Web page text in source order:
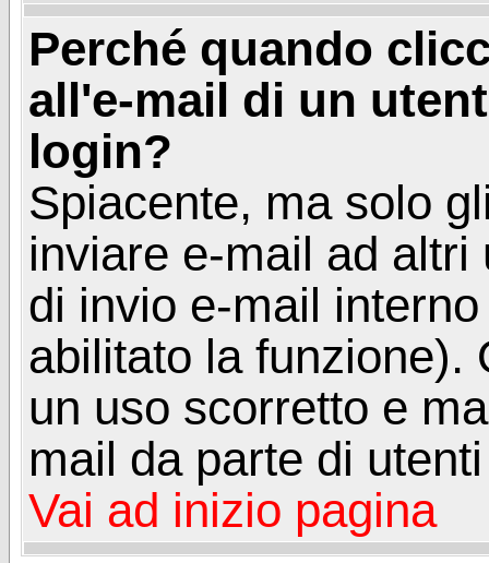
Perché quando
all'e-mail di un
login?
Spiacente, ma solo
inviare e-mail ad
di invio e-mail
abilitato la funzione).
un uso scorretto e
mail da parte di
Vai ad inizio pagina